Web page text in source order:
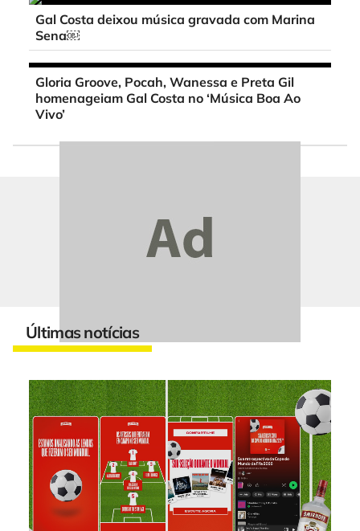
Gal Costa deixou música gravada com Marina
Sena￼
Gloria Groove, Pocah, Wanessa e Preta Gil
homenageiam Gal Costa no ‘Música Boa Ao
Vivo’
Últimas notícias